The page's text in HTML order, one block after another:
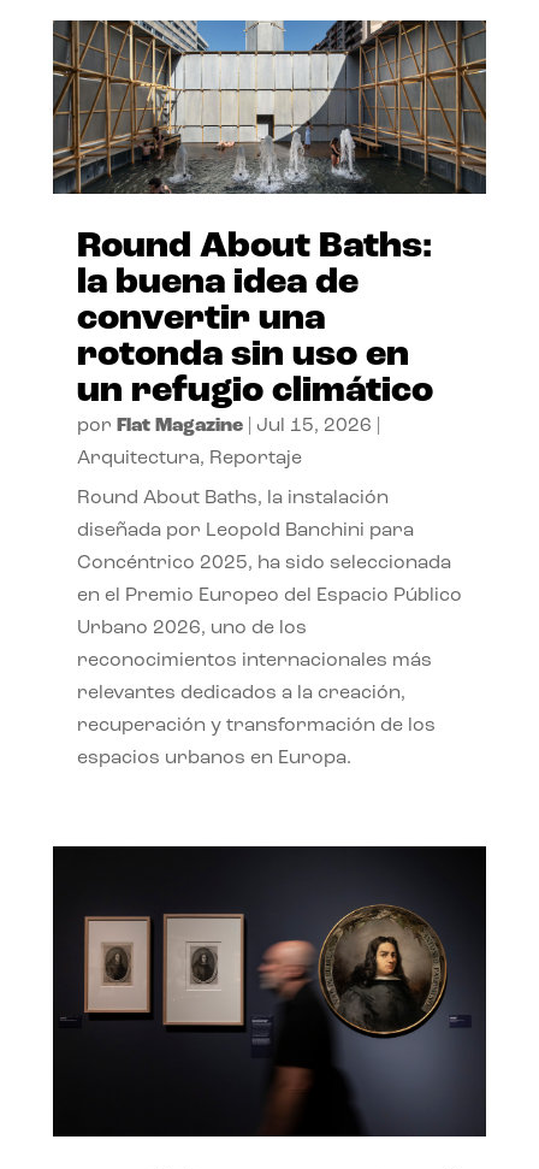
Round About Baths:
la buena idea de
convertir una
rotonda sin uso en
un refugio climático
por Flat Magazine| Jul 15, 2026
Arquitectura, Reportaje
Round About Baths, la instalación
diseñada por Leopold Banchini para
Concéntrico 2025, ha sido seleccionada
en el Premio Europeo del Espacio Público
Urbano 2026, uno de los
reconocimientos internacionales más
relevantes dedicados a la creación,
recuperación y transformación de los
espacios urbanos en Europa.